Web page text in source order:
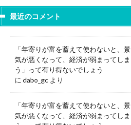
最近のコメント
「年寄りが富を蓄えて使わないと、景
気が悪くなって、経済が弱まってしま
う」って有り得ないでしょう
に dabo_gc より
「年寄りが富を蓄えて使わないと、景
気が悪くなって、経済が弱まってしま